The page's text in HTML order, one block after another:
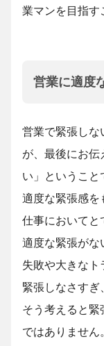
業マンを目指す
営業に適度
営業で緊張しな
が、最後にお伝
い」ということ
適度な緊張感を
仕事においてと
適度な緊張がな
失敗や大きなト
緊張しなさすぎ
そう考えると緊
ではありません。